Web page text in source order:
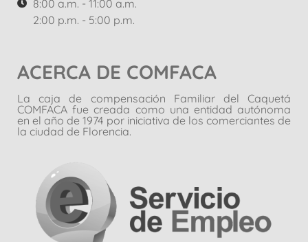
8:00 a.m. - 11:00 a.m.
2:00 p.m. - 5:00 p.m.
ACERCA DE COMFACA
La caja de compensación Familiar del Caquetá
COMFACA fue creada como una entidad autónoma
en el año de 1974 por iniciativa de los comerciantes de
la ciudad de Florencia.